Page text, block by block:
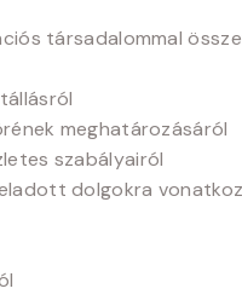
társadalommal
meghatározásáról
szabályairól
dolgokra